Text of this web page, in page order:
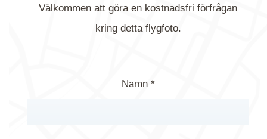
Välkommen att göra en kostnadsfri förfrågan
kring detta flygfoto.
Namn *